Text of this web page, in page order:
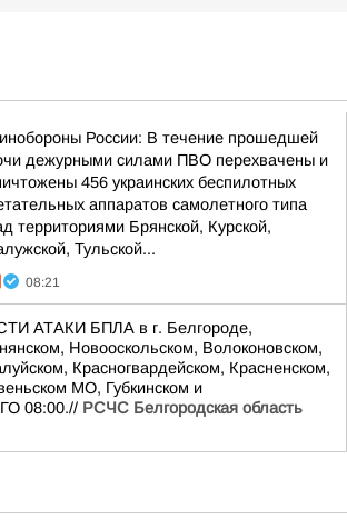
России: В течение прошедшей
дежурными силами ПВО перехвачены и
456 украинских беспилотных
аппаратов самолетного типа
территориями Брянской, Курской,
Тульской...
08:21
АТАКИ БПЛА в г. Белгороде,
Новооскольском, Волоконовском,
Красногвардейском, Красненском,
МО, Губкинском и
08:00.// РСЧС Белгородская область